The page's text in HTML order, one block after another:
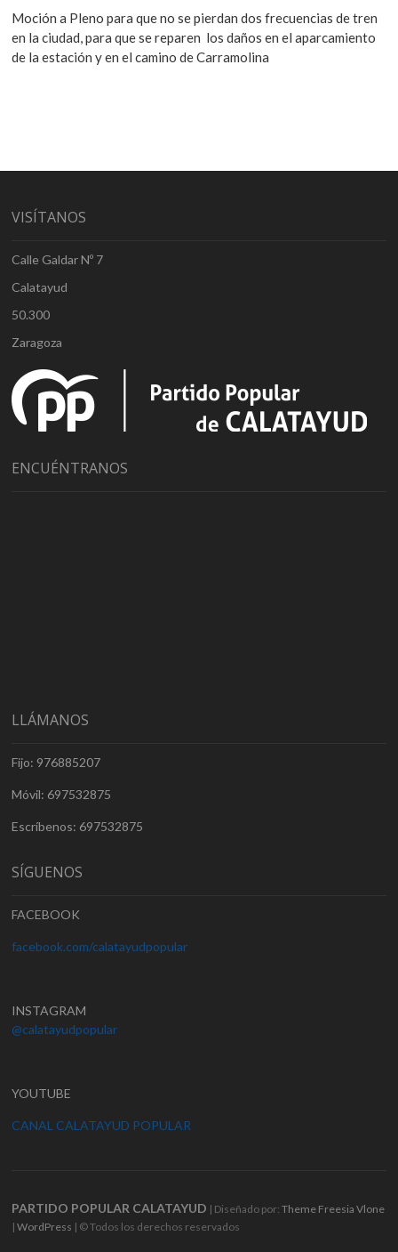
Moción a Pleno para que no se pierdan dos frecuencias de tren
en la ciudad, para que se reparen los daños en el aparcamiento
de la estación y en el camino de Carramolina
VISÍTANOS
Calle Galdar Nº 7
Calatayud
50.300
Zaragoza
ENCUÉNTRANOS
LLÁMANOS
Fijo: 976885207
Móvil: 697532875
Escríbenos: 697532875
SÍGUENOS
FACEBOOK
facebook.com/calatayudpopular
INSTAGRAM
@calatayudpopular
YOUTUBE
CANAL CALATAYUD POPULAR
PARTIDO POPULAR CALATAYUD | Diseñado por:Theme Freesia Vlone
|WordPress | © Todos los derechos reservados